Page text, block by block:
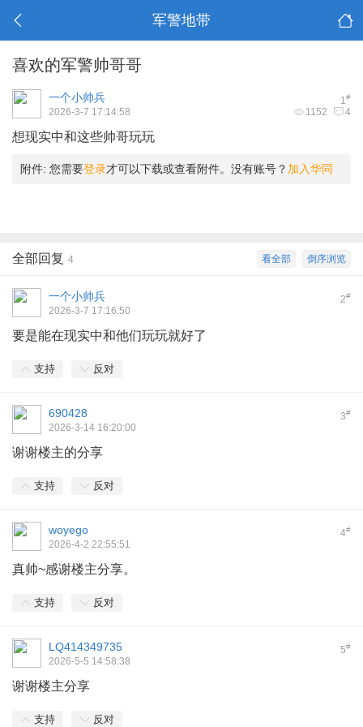
军警地带
喜欢的军警帅哥哥
1#
一个小帅兵
1152 4
2026-3-7 17:14:58
想现实中和这些帅哥玩玩
附件: 您需要登录才可以下载或查看附件。没有账号？ 加入华同
倒序浏览
看全部
全部回复 4
2#
一个小帅兵
2026-3-7 17:16:50
要是能在现实中和他们玩玩就好了
支持 反对
3#
690428
2026-3-14 16:20:00
谢谢楼主的分享
支持 反对
4#
woyego
2026-4-2 22:55:51
真帅~感谢楼主分享。
支持 反对
5#
LQ414349735
2026-5-5 14:58:38
谢谢楼主分享
支持 反对